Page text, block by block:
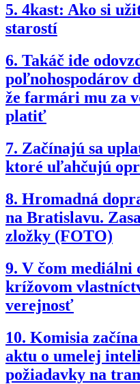
5. 4kast: Ako si
starostí
6. Takáč ide
poľnohospodárov
že farmári mu za
platiť
7. Začínajú sa
ktoré uľahčujú
8. Hromadná
na Bratislavu.
zložky (FOTO)
9. V čom mediálni
krížovom
verejnosť
10. Komisia
aktu o umelej
požiadavky na